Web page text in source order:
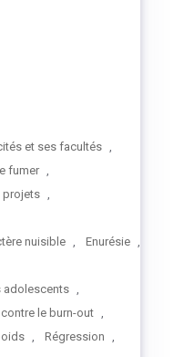
et ses facultés ,
fumer ,
projets ,
nuisible , Enurésie ,
adolescents ,
le burn-out ,
, Régression ,